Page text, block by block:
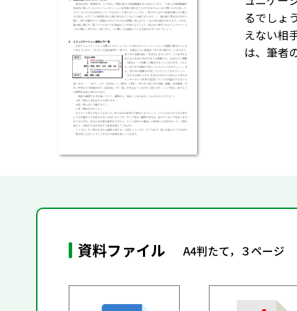
るでしょ
えない相
は、筆者
資料ファイル A4判たて，３ページ